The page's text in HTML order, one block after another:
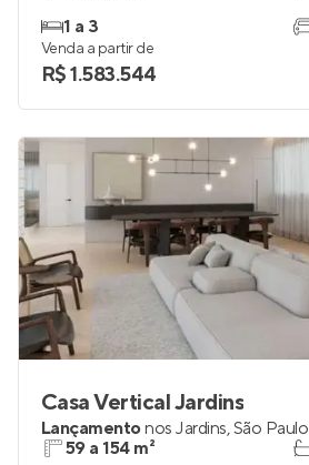
1 a 3
Venda a partir de
R$ 1.583.544
Casa Vertical Jardins
Lançamentonos Jardins,São Paulo
59 a 154 m²